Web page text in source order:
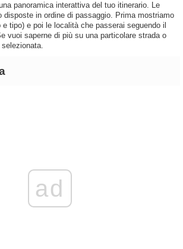
panoramica interattiva del tuo itinerario. Le
disposte in ordine di passaggio. Prima mostriamo
e tipo) e poi le località che passerai seguendo il
vuoi saperne di più su una particolare strada o
ad